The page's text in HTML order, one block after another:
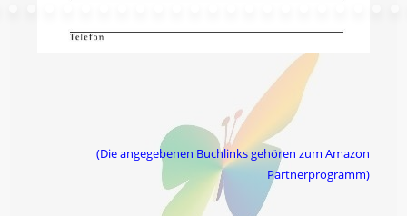
(Die angegebenen Buchlinks gehören zum Amazon
Partnerprogramm)